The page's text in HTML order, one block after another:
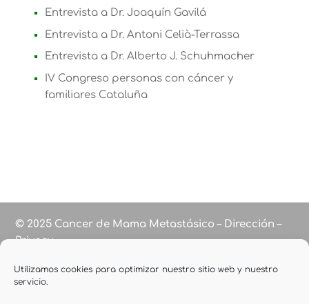
Utilizamos cookies para optimizar nuestro sitio web y nuestro
servicio.
Entrevista a Dr. Joaquín Gavilá
Entrevista a Dr. Antoni Celià-Terrassa
Entrevista a Dr. Alberto J. Schuhmacher
IV Congreso personas con cáncer y
familiares Cataluña
© 2025 Cancer de Mama Metastásico – Dirección –
Privacy